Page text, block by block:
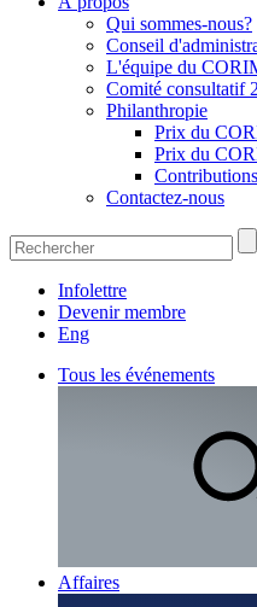
Qui sommes-nous?
Conseil
L'équipe du
Comité consultatif
Philanthropie
Prix du
Prix du
Contactez-nous
Infolettre
Devenir membre
Eng
Tous les événements
Affaires